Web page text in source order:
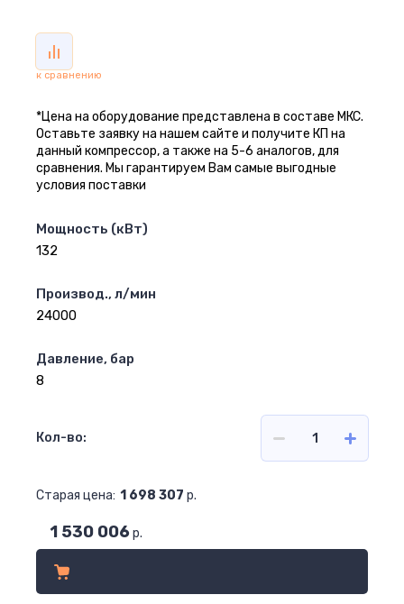
к сравнению
*Цена на оборудование представлена в составе МКС.
Оставьте заявку на нашем сайте и получите КП на
данный компрессор, а также на 5-6 аналогов, для
сравнения. Мы гарантируем Вам самые выгодные
условия поставки
Мощность (кВт)
132
Производ., л/мин
24000
Давление, бар
8
Кол-во:
Старая цена: 1 698 307 р.
1 530 006р.